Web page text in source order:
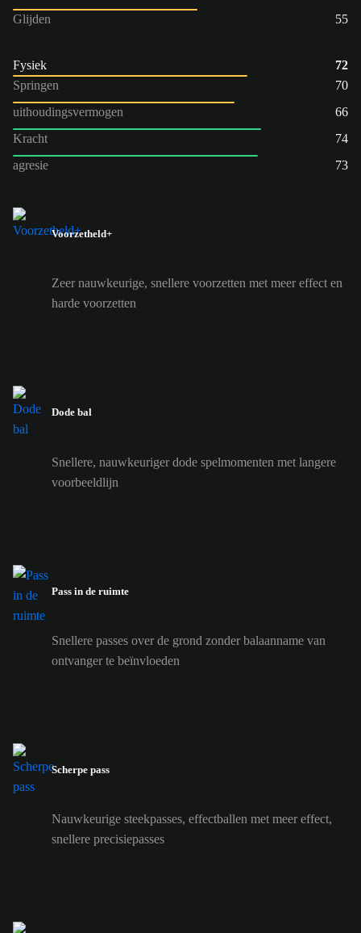
Glijden
55
Fysiek
72
Springen
70
uithoudingsvermogen
66
Kracht
74
agresie
73
Voorzetheld+
Zeer nauwkeurige, snellere voorzetten met meer effect en
harde voorzetten
Dode bal
Snellere, nauwkeuriger dode spelmomenten met langere
voorbeeldlijn
Pass in de ruimte
Snellere passes over de grond zonder balaanname van
ontvanger te beïnvloeden
Scherpe pass
Nauwkeurige steekpasses, effectballen met meer effect,
snellere precisiepasses